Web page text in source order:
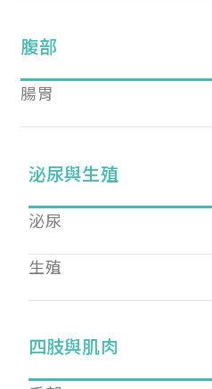
腹部
腸胃
泌尿與生殖
泌尿
生殖
四肢與肌肉
您已成功送
您好，您的會員申請，已